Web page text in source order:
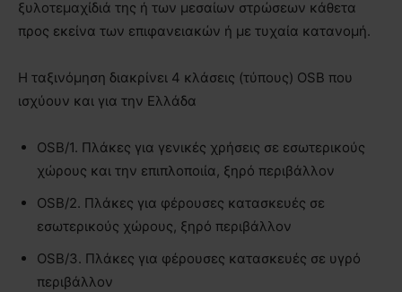
ξυλοτεµαχίδιά της ή των μεσαίων στρώσεων κάθετα
προς εκείνα των επιφανειακών ή µε τυχαία κατανομή.
Η ταξινόμηση διακρίνει 4 κλάσεις (τύπους) OSB που
ισχύουν και για την Ελλάδα
OSB/1. Πλάκες για γενικές χρήσεις σε εσωτερικούς
χώρους και την επιπλοποιία, ξηρό περιβάλλον
OSB/2. Πλάκες για φέρουσες κατασκευές σε
εσωτερικούς χώρους, ξηρό περιβάλλον
OSB/3. Πλάκες για φέρουσες κατασκευές σε υγρό
περιβάλλον